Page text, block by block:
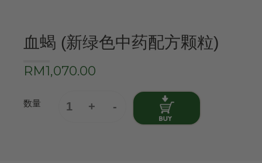
血蝎 (新绿色中药配方颗粒)
RM1,070.00
数量